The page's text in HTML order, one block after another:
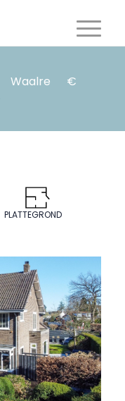
Waalre
€
PLATTEGROND